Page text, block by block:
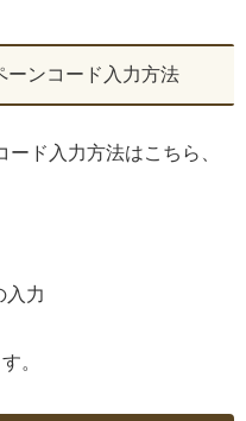
ーンコード入力方法
ド入力方法はこちら、
入力
。